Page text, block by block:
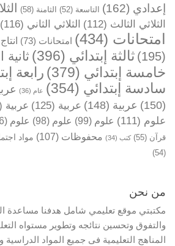
إعدادي (162) التاسعة (52) الثامنة (58)
الثلاثي الثالث (112) الثلاثي الثاني (116)
امتحانات (434) امتحانات (73)
(195)
ثالثة إبتدائي (396) ثانية
خامسة إبتدائي (379) رابعة
سادسة إبتدائي (354) عام (36)
(150)
عربية (148) عربية (125) عربية
علوم (111) علوم (99) علوم (98) علوم (96)
قرآن (55) كتب (34) محفوظات (107) مواد
(54)
من نحن
مكتبتي موقع تعليمي شامل هدفنا مساعدة
والتفوق وتحسين نتائجه وتطوير مستواه
المناهج التعليمية فى جميع المواد